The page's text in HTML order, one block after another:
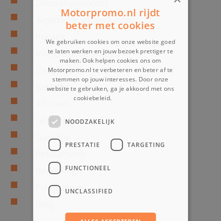
Algemene voorwaarden
Privacy
Veelgestelde vragen
Over ons
Bestellen
Levertijden
Garantie
Retourneren
Bedenktijd
Financieren
Motorpromo.nl rijdt
beter met cookies
We gebruiken cookies om onze website goed
te laten werken en jouw bezoek prettiger te
maken. Ook helpen cookies ons om
Motorpromo.nl te verbeteren en beter af te
stemmen op jouw interesses. Door onze
website te gebruiken, ga je akkoord met ons
cookiebeleid.
NOODZAKELIJK
PRESTATIE TARGETING
FUNCTIONEEL
UNCLASSIFIED